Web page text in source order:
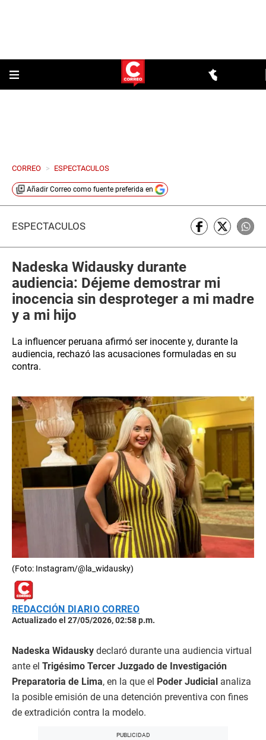
CORREO > ESPECTACULOS
Añadir Correo como fuente preferida en
ESPECTÁCULOS
Nadeska Widausky durante
audiencia: Déjeme demostrar mi
inocencia sin desproteger a mi madre
y a mi hijo
La influencer peruana afirmó ser inocente y, durante la
audiencia, rechazó las acusaciones formuladas en su
contra.
(Foto: Instagram/@la_widausky)
REDACCIÓN DIARIO CORREO
Actualizado el 27/05/2026, 02:58 p.m.
Nadeska Widausky declaró durante una audiencia virtual
ante el Trigésimo Tercer Juzgado de Investigación
Preparatoria de Lima, en la que el Poder Judicial analiza
la posible emisión de una detención preventiva con fines
de extradición contra la modelo.